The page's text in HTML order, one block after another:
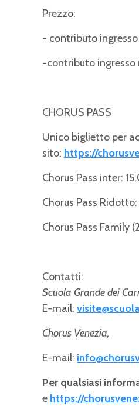
Prezzo:
- contributo
-contributo ingresso
CHORUS PASS
Unico biglietto per
sito: https://
Chorus Pass inter:
Chorus Pass
Chorus Pass Family
Contatti:
Scuola Grande dei
E-mail:
Chorus Venezia,
E-mail:
Per qualsiasi
e https://